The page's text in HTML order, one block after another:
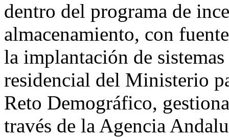
dentro del programa de
almacenamiento, con
la implantación de
residencial del Ministerio
Reto Demográfico,
través de la Agencia